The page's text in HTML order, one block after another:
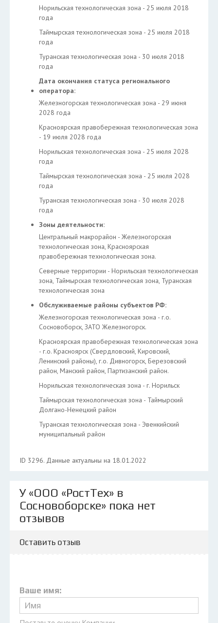
Норильская технологическая зона - 25 июля 2018
года
Таймырская технологическая зона - 25 июля 2018
года
Туранская технологическая зона - 30 июля 2018
года
Дата окончания статуса регионального
оператора:
Железногорская технологическая зона - 29 июня
2028 года
Красноярская правобережная технологическая зона
- 19 июля 2028 года
Норильская технологическая зона - 25 июля 2028
года
Таймырская технологическая зона - 25 июля 2028
года
Туранская технологическая зона - 30 июля 2028
года
Зоны деятельности:
Центральный макрорайон - Железногорская
технологическая зона, Красноярская
правобережная технологическая зона.
Северные территории - Норильская технологическая
зона, Таймырская технологическая зона, Туранская
технологическая зона
Обслуживаемые районы субъектов РФ:
Железногорская технологическая зона - г.о.
Сосновоборск, ЗАТО Железногорск.
Красноярская правобережная технологическая зона
- г.о. Красноярск (Свердловский, Кировский,
Ленинский районы), г.о. Дивногорск, Березовский
район, Манский район, Партизанский район.
Норильская технологическая зона - г. Норильск
Таймырская технологическая зона - Таймырский
Долгано-Ненецкий район
Туранская технологическая зона - Эвенкийский
муниципальный район
ID 3296. Данные актуальны на 18.01.2022
У «ООО «РостТех» в
Сосновоборске» пока нет
отзывов
Оставить отзыв
Ваше имя: